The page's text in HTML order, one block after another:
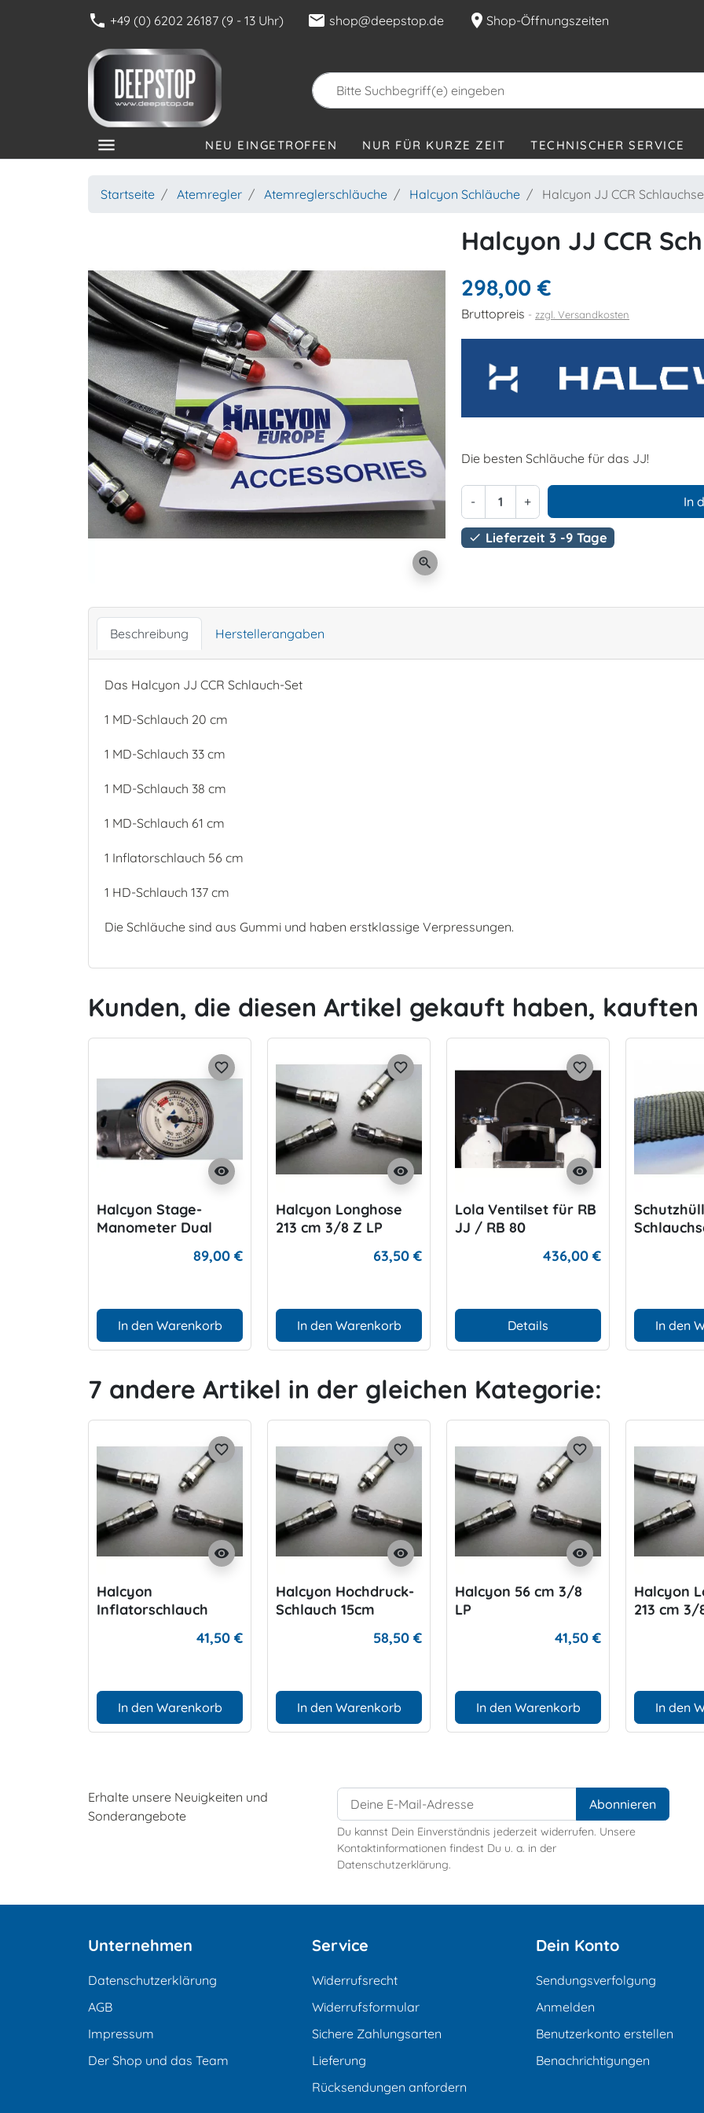
phone +49 (0) 6202 26187 (9 - 13 Uhr) mail shop@deepstop.de location_on Shop-Öffnungszeiten
menu NEU EINGETROFFEN NUR FÜR KURZE ZEIT TECHNISCHER SERVICE
Startseite Atemregler Atemreglerschläuche Halcyon Schläuche Halcyon JJ CCR
zoom_in
Halcyon JJ CCR
298,00 €
Bruttopreis zzgl. Versandkosten
Die besten Schläuche für das JJ!
- + In
 Lieferzeit 3 -9 Tage
Beschreibung Herstellerangaben
Das Halcyon JJ CCR Schlauch-Set
1 MD-Schlauch 20 cm
1 MD-Schlauch 33 cm
1 MD-Schlauch 38 cm
1 MD-Schlauch 61 cm
1 Inflatorschlauch 56 cm
1 HD-Schlauch 137 cm
Die Schläuche sind aus Gummi und haben erstklassige Verpressungen.
Kunden, die diesen Artikel gekauft haben, kauften
visibility
favorite_border
Halcyon Stage-
Manometer Dual
89,00 €
In den Warenkorb
visibility
favorite_border
Halcyon Longhose
213 cm 3/8 Z LP
63,50 €
In den Warenkorb
visibility
favorite_border
Lola Ventilset für RB
JJ / RB 80
436,00 €
Details In den
7 andere Artikel in der gleichen Kategorie:
visibility
favorite_border
Halcyon
Inflatorschlauch
41,50 €
In den Warenkorb
visibility
favorite_border
Halcyon Hochdruck-
Schlauch 15cm
58,50 €
In den Warenkorb
visibility
favorite_border
Halcyon 56 cm 3/8
LP
41,50 €
In den Warenkorb
Halcyon
213 cm 3/
In den
Erhalte unsere Neuigkeiten und
Sonderangebote
Du kannst Dein Einverständnis jederzeit widerrufen. Unsere
Kontaktinformationen findest Du u. a. in der
Datenschutzerklärung.
Unternehmen
Datenschutzerklärung
AGB
Impressum
Der Shop und das Team
Service
Widerrufsrecht
Widerrufsformular
Sichere Zahlungsarten
Lieferung
Rücksendungen anfordern
Dein Konto
Sendungsverfolgung
Anmelden
Benutzerkonto erstellen
Benachrichtigungen